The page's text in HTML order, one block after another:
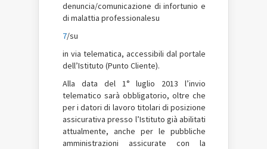
denuncia/comunicazione di infortunio e
di malattia professionalesu
7/su
in via telematica, accessibili dal portale
dell’Istituto (Punto Cliente).
Alla data del 1° luglio 2013 l’invio
telematico sarà obbligatorio, oltre che
per i datori di lavoro titolari di posizione
assicurativa presso l’Istituto già abilitati
attualmente, anche per le pubbliche
amministrazioni assicurate con la